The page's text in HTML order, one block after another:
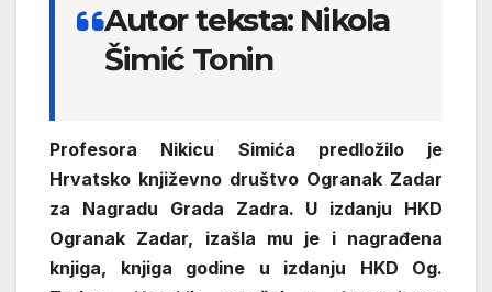
Autor teksta: Nikola
Šimić Tonin
Profesora Nikicu Simića predložilo je
Hrvatsko književno društvo Ogranak Zadar
za Nagradu Grada Zadra. U izdanju HKD
Ogranak Zadar, izašla mu je i nagrađena
knjiga, knjiga godine u izdanju HKD Og.